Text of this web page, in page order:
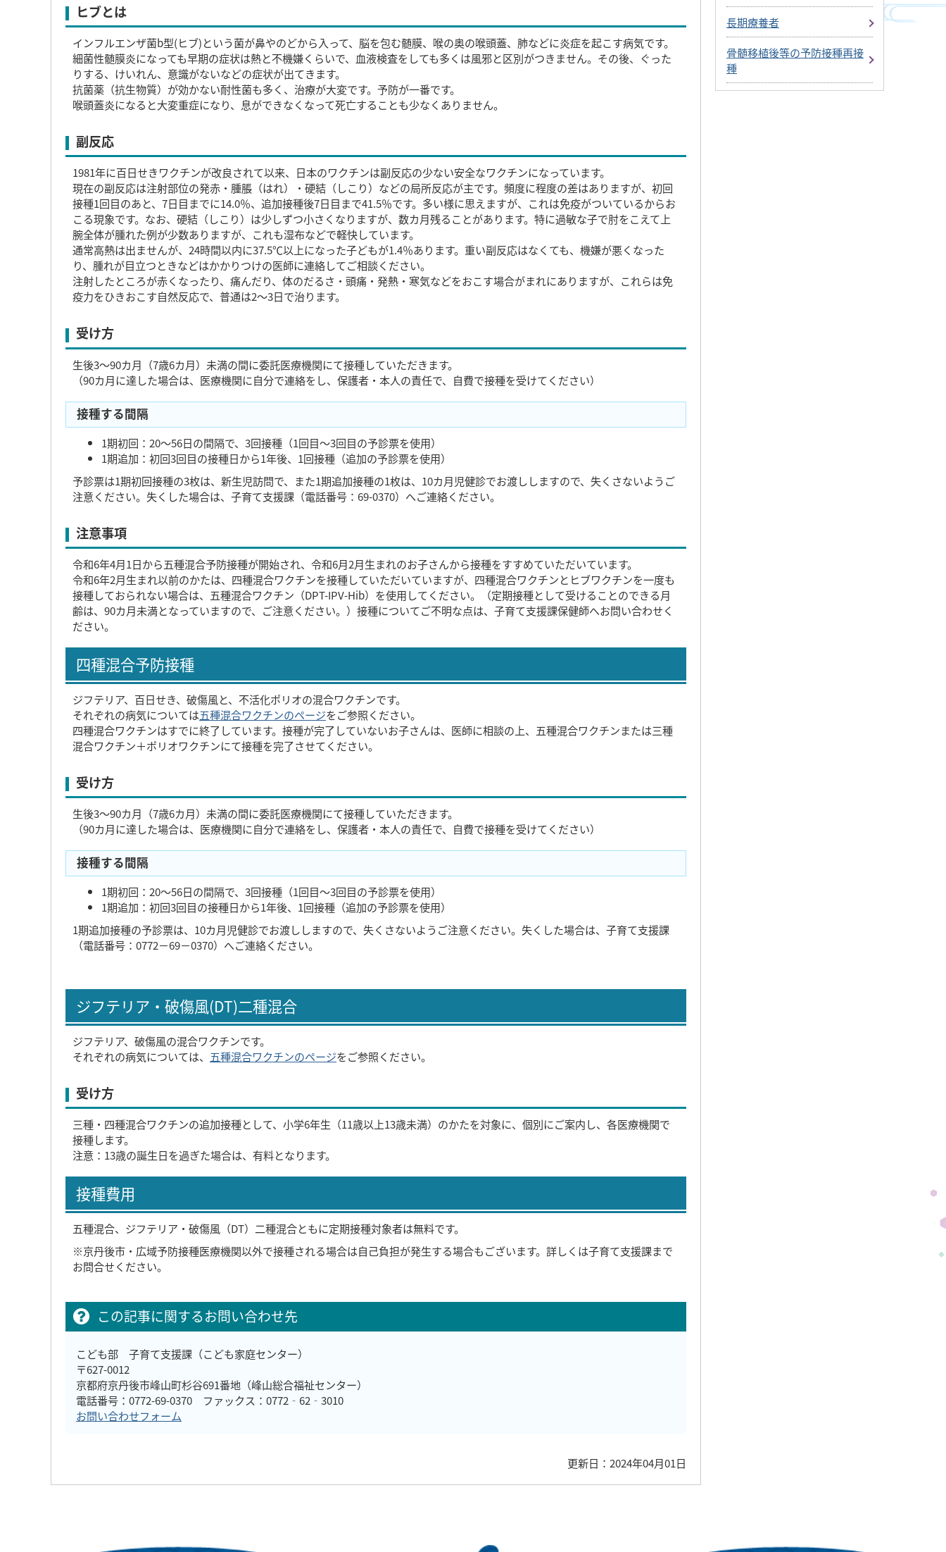
ヒブとは
インフルエンザ菌b型(ヒブ)という菌が鼻やのどから入って、脳を包む髄膜、喉の奥の喉頭蓋、肺などに炎症を起こす病気です。
細菌性髄膜炎になっても早期の症状は熱と不機嫌くらいで、血液検査をしても多くは風邪と区別がつきません。その後、ぐった
りする、けいれん、意識がないなどの症状が出てきます。
抗菌薬（抗生物質）が効かない耐性菌も多く、治療が大変です。予防が一番です。
喉頭蓋炎になると大変重症になり、息ができなくなって死亡することも少なくありません。
副反応
1981年に百日せきワクチンが改良されて以来、日本のワクチンは副反応の少ない安全なワクチンになっています。
現在の副反応は注射部位の発赤・腫脹（はれ）・硬結（しこり）などの局所反応が主です。頻度に程度の差はありますが、初回
接種1回目のあと、7日目までに14.0％、追加接種後7日目まで41.5％です。多い様に思えますが、これは免疫がついているからお
こる現象です。なお、硬結（しこり）は少しずつ小さくなりますが、数カ月残ることがあります。特に過敏な子で肘をこえて上
腕全体が腫れた例が少数ありますが、これも湿布などで軽快しています。
通常高熱は出ませんが、24時間以内に37.5℃以上になった子どもが1.4％あります。重い副反応はなくても、機嫌が悪くなった
り、腫れが目立つときなどはかかりつけの医師に連絡してご相談ください。
注射したところが赤くなったり、痛んだり、体のだるさ・頭痛・発熱・寒気などをおこす場合がまれにありますが、これらは免
疫力をひきおこす自然反応で、普通は2～3日で治ります。
受け方
生後3～90カ月（7歳6カ月）未満の間に委託医療機関にて接種していただきます。
（90カ月に達した場合は、医療機関に自分で連絡をし、保護者・本人の責任で、自費で接種を受けてください）
接種する間隔
1期初回：20～56日の間隔で、3回接種（1回目～3回目の予診票を使用）
1期追加：初回3回目の接種日から1年後、1回接種（追加の予診票を使用）
予診票は1期初回接種の3枚は、新生児訪問で、また1期追加接種の1枚は、10カ月児健診でお渡ししますので、失くさないようご
注意ください。失くした場合は、子育て支援課（電話番号：69-0370）へご連絡ください。
注意事項
令和6年4月1日から五種混合予防接種が開始され、令和6月2月生まれのお子さんから接種をすすめていただいています。
令和6年2月生まれ以前のかたは、四種混合ワクチンを接種していただいていますが、四種混合ワクチンとヒブワクチンを一度も
接種しておられない場合は、五種混合ワクチン（DPT-IPV-Hib）を使用してください。（定期接種として受けることのできる月
齢は、90カ月未満となっていますので、ご注意ください。）接種についてご不明な点は、子育て支援課保健師へお問い合わせく
ださい。
四種混合予防接種
ジフテリア、百日せき、破傷風と、不活化ポリオの混合ワクチンです。
それぞれの病気については五種混合ワクチンのページをご参照ください。
四種混合ワクチンはすでに終了しています。接種が完了していないお子さんは、医師に相談の上、五種混合ワクチンまたは三種
混合ワクチン＋ポリオワクチンにて接種を完了させてください。
受け方
生後3～90カ月（7歳6カ月）未満の間に委託医療機関にて接種していただきます。
（90カ月に達した場合は、医療機関に自分で連絡をし、保護者・本人の責任で、自費で接種を受けてください）
接種する間隔
1期初回：20～56日の間隔で、3回接種（1回目～3回目の予診票を使用）
1期追加：初回3回目の接種日から1年後、1回接種（追加の予診票を使用）
1期追加接種の予診票は、10カ月児健診でお渡ししますので、失くさないようご注意ください。失くした場合は、子育て支援課
（電話番号：0772－69－0370）へご連絡ください。
ジフテリア・破傷風(DT)二種混合
ジフテリア、破傷風の混合ワクチンです。
それぞれの病気については、 五種混合ワクチンのページをご参照ください。
受け方
三種・四種混合ワクチンの追加接種として、小学6年生（11歳以上13歳未満）のかたを対象に、個別にご案内し、各医療機関で
接種します。
注意：13歳の誕生日を過ぎた場合は、有料となります。
接種費用
五種混合、ジフテリア・破傷風（DT）二種混合ともに定期接種対象者は無料です。
※京丹後市・広域予防接種医療機関以外で接種される場合は自己負担が発生する場合もございます。詳しくは子育て支援課まで
お問合せください。
この記事に関するお問い合わせ先
こども部 子育て支援課（こども家庭センター）
〒627-0012
京都府京丹後市峰山町杉谷691番地（峰山総合福祉センター）
電話番号：0772-69-0370 ファックス：0772‐62‐3010
お問い合わせフォーム
更新日：2024年04月01日
長期療養者
骨髄移植後等の予防接種再接
種